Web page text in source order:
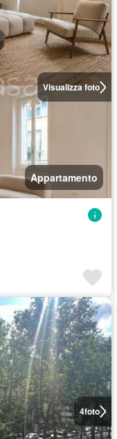
Visualizza foto
Appartamento
4foto